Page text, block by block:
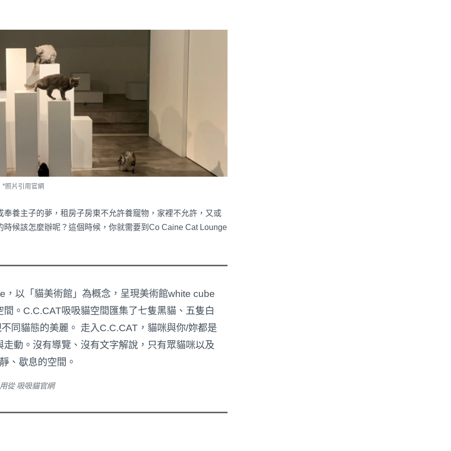
*照片引用官網
養主子的夢，租房子房東不允許養寵物，家裡不允許，又或
候該怎麼辦呢？這個時候，你就需要到Co Caine Cat Lounge
以「貓美術館」為概念，呈現美術館white cube
。C.C.CAT吸吸貓空間匯集了七隻黑貓、五隻白
同貓態的美麗。 走入C.C.CAT，貓咪與你/妳都是
動。沒有導覽、沒有文字解說，只有眾貓咪以及
、歇息的空間。
從 吸吸貓官網